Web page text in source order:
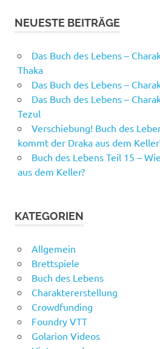
NEUESTE BEITRÄGE
Das Buch des Lebens –
Thaka
Das Buch des Lebens –
Das Buch des Lebens –
Tezul
Verschiebung! Buch des
kommt der Draka aus dem
Buch des Lebens Teil 15 –
aus dem Keller?
KATEGORIEN
Allgemein
Brettspiele
Buch des Lebens
Charaktererstellung
Crowdfunding
Foundry VTT
Golarion Videos